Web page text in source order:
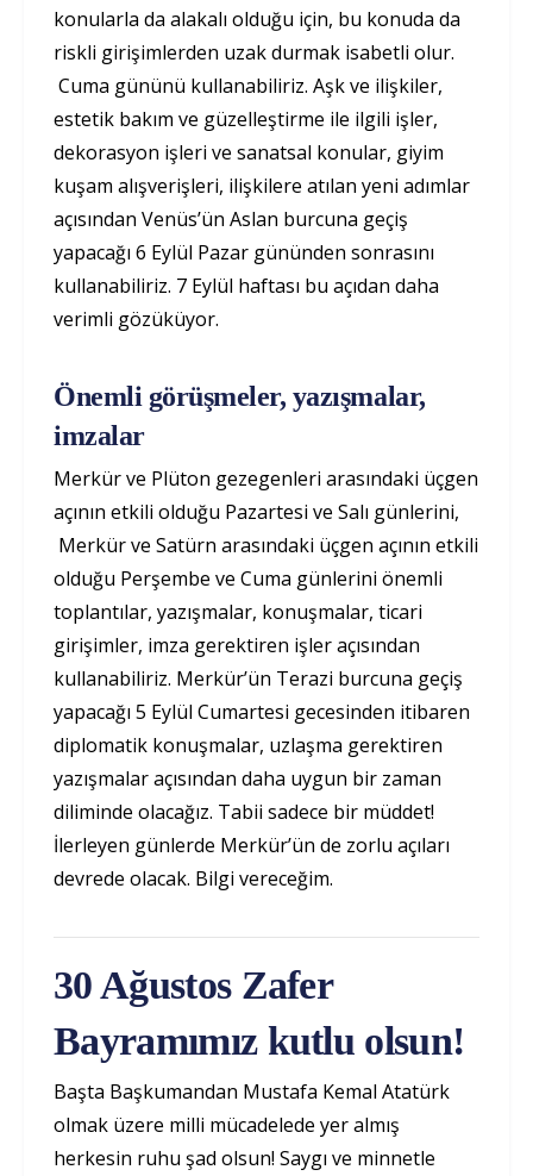
konularla da alakalı olduğu için, bu konuda da
riskli girişimlerden uzak durmak isabetli olur.
Cuma gününü kullanabiliriz. Aşk ve ilişkiler,
estetik bakım ve güzelleştirme ile ilgili işler,
dekorasyon işleri ve sanatsal konular, giyim
kuşam alışverişleri, ilişkilere atılan yeni adımlar
açısından Venüs’ün Aslan burcuna geçiş
yapacağı 6 Eylül Pazar gününden sonrasını
kullanabiliriz. 7 Eylül haftası bu açıdan daha
verimli gözüküyor.
Önemli görüşmeler, yazışmalar,
imzalar
Merkür ve Plüton gezegenleri arasındaki üçgen
açının etkili olduğu Pazartesi ve Salı günlerini,
Merkür ve Satürn arasındaki üçgen açının etkili
olduğu Perşembe ve Cuma günlerini önemli
toplantılar, yazışmalar, konuşmalar, ticari
girişimler, imza gerektiren işler açısından
kullanabiliriz. Merkür’ün Terazi burcuna geçiş
yapacağı 5 Eylül Cumartesi gecesinden itibaren
diplomatik konuşmalar, uzlaşma gerektiren
yazışmalar açısından daha uygun bir zaman
diliminde olacağız. Tabii sadece bir müddet!
İlerleyen günlerde Merkür’ün de zorlu açıları
devrede olacak. Bilgi vereceğim.
30 Ağustos Zafer
Bayramımız kutlu olsun!
Başta Başkumandan Mustafa Kemal Atatürk
olmak üzere milli mücadelede yer almış
herkesin ruhu şad olsun! Saygı ve minnetle